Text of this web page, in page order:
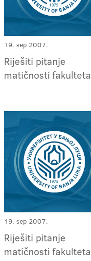
19. sep 2007.
Riješiti pitanje
matičnosti fakulteta
19. sep 2007.
Riješiti pitanje
matičnosti fakulteta